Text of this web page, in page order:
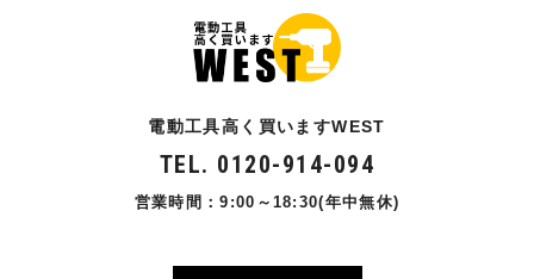
電動工具高く買いますWEST
TEL. 0120-914-094
営業時間：9:00～18:30(年中無休)